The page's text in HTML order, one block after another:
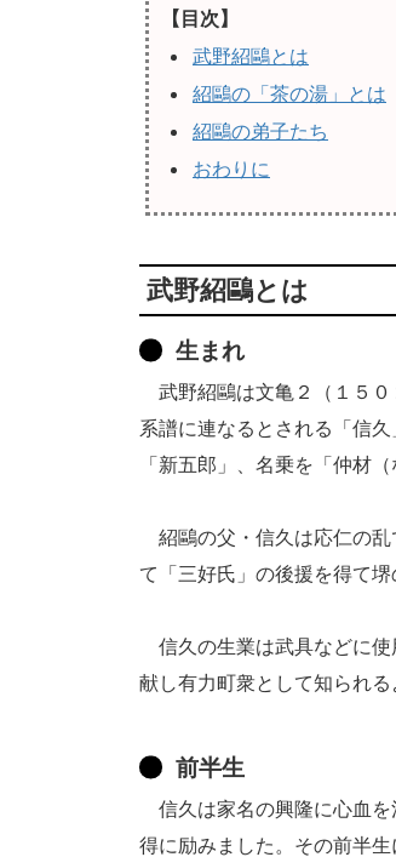
【目次】
武野紹鷗とは
紹鷗の「茶の湯」とは
紹鷗の弟子たち
おわりに
武野紹鷗とは
生まれ
武野紹鷗は文亀２（１５０
系譜に連なるとされる「信
「新五郎」、名乗を「仲材
紹鷗の父・信久は応仁の乱
て「三好氏」の後援を得て
信久の生業は武具などに使
献し有力町衆として知られる
前半生
信久は家名の興隆に心血を
得に励みました。その前半